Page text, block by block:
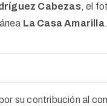
Cabezas, el
La Casa Amarilla.
su contribución al